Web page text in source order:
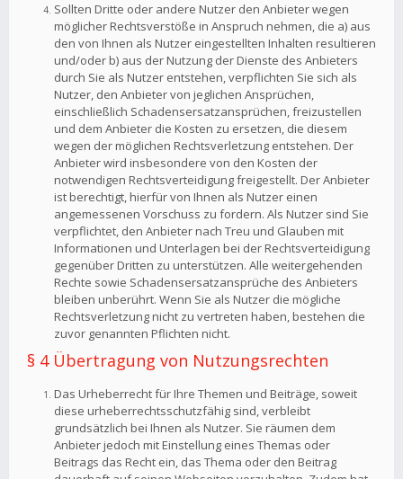
Sollten Dritte oder andere Nutzer den Anbieter wegen
möglicher Rechtsverstöße in Anspruch nehmen, die a) aus
den von Ihnen als Nutzer eingestellten Inhalten resultieren
und/oder b) aus der Nutzung der Dienste des Anbieters
durch Sie als Nutzer entstehen, verpflichten Sie sich als
Nutzer, den Anbieter von jeglichen Ansprüchen,
einschließlich Schadensersatzansprüchen, freizustellen
und dem Anbieter die Kosten zu ersetzen, die diesem
wegen der möglichen Rechtsverletzung entstehen. Der
Anbieter wird insbesondere von den Kosten der
notwendigen Rechtsverteidigung freigestellt. Der Anbieter
ist berechtigt, hierfür von Ihnen als Nutzer einen
angemessenen Vorschuss zu fordern. Als Nutzer sind Sie
verpflichtet, den Anbieter nach Treu und Glauben mit
Informationen und Unterlagen bei der Rechtsverteidigung
gegenüber Dritten zu unterstützen. Alle weitergehenden
Rechte sowie Schadensersatzansprüche des Anbieters
bleiben unberührt. Wenn Sie als Nutzer die mögliche
Rechtsverletzung nicht zu vertreten haben, bestehen die
zuvor genannten Pflichten nicht.
§ 4 Übertragung von Nutzungsrechten
Das Urheberrecht für Ihre Themen und Beiträge, soweit
diese urheberrechtsschutzfähig sind, verbleibt
grundsätzlich bei Ihnen als Nutzer. Sie räumen dem
Anbieter jedoch mit Einstellung eines Themas oder
Beitrags das Recht ein, das Thema oder den Beitrag